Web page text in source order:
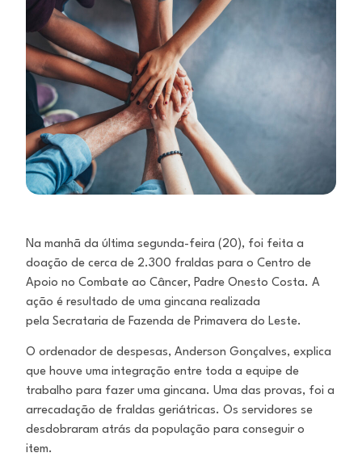
Na manhã da última segunda-feira (20), foi feita a
doação de cerca de 2.300 fraldas para o Centro de
Apoio no Combate ao Câncer, Padre Onesto Costa. A
ação é resultado de uma gincana realizada
pela Secrataria de Fazenda de Primavera do Leste.
O ordenador de despesas, Anderson Gonçalves, explica
que houve uma integração entre toda a equipe de
trabalho para fazer uma gincana. Uma das provas, foi a
arrecadação de fraldas geriátricas. Os servidores se
desdobraram atrás da população para conseguir o
item.